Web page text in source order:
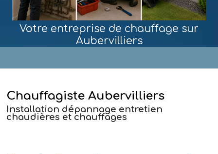
Votre entreprise de chauffage sur
Aubervilliers
Chauffagiste Aubervilliers
Installation dépannage entretien
chaudières et chauffages